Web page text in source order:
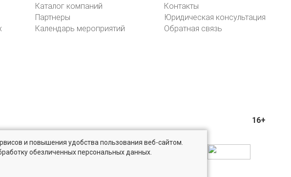
Каталог компаний
Партнеры
Календарь мероприятий
Контакты
Юридическая консультация
Обратная связь
16+
reklama@bn.ru
и повышения удобства пользования веб-сайтом.
обезличенных персональных данных.